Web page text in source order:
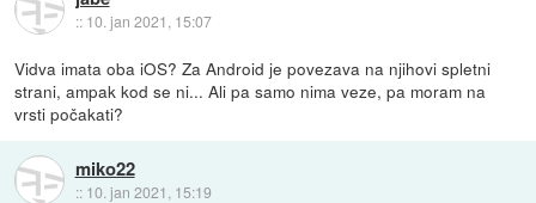
:: 10. jan 2021, 15:07
Vidva imata oba iOS? Za Android je povezava na njihovi spletni
strani, ampak kod se ni... Ali pa samo nima veze, pa moram na
vrsti počakati?
miko22
:: 10. jan 2021, 15:19